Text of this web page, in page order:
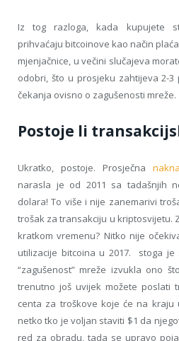
Iz tog razloga, kada kupujete
prihvaćaju bitcoinove kao način
mjenjačnice, u večini slučajeva
odobri, što u prosjeku zahtijeva 2-3
čekanja ovisno o zagušenosti mreže.
Postoje li
Ukratko, postoje. Prosječna
narasla je od 2011 sa tadašnjih
dolara! To više i nije zanemarivi
trošak za transakciju u kriptosvijetu.
kratkom vremenu? Nitko nije
utilizacije bitcoina u 2017. stoga
“zagušenost” mreže izvukla ono
trenutno još uvijek možete poslati
centa za troškove koje će na kraju
netko tko je voljan staviti $1 da
red za obradu, tada se upravo